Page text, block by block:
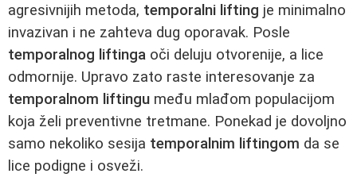
agresivnijih metoda, temporalni lifting je minimalno
invazivan i ne zahteva dug oporavak. Posle
temporalnog liftinga oči deluju otvorenije, a lice
odmornije. Upravo zato raste interesovanje za
temporalnom liftingu među mlađom populacijom
koja želi preventivne tretmane. Ponekad je dovoljno
samo nekoliko sesija temporalnim liftingom da se
lice podigne i osveži.